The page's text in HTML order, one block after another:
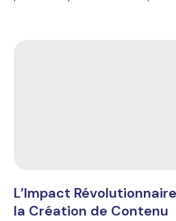
L’Impact
la Création de Contenu